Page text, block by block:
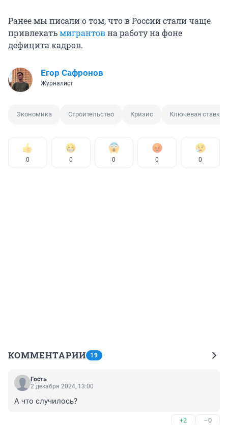
Ранее мы писали о том, что в России стали чаще
привлекатьмигрантовна работу на фоне
дефицита кадров.
Егор Сафронов
Журналист
Экономика Строительство Кризис Ключевая ставка
0 0 0 0 0
КОММЕНТАРИИ 19
Гость
2 декабря 2024, 13:00
А что случилось?
+2 –0